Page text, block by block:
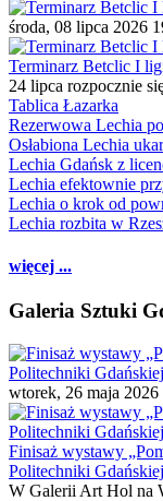
środa, 08 lipca 2026
Terminarz Betclic I
24 lipca rozpocznie
Tablica Łazarka
Rezerwowa Lechia
Osłabiona Lechia
Lechia Gdańsk z
Lechia efektownie
Lechia o krok od
Lechia rozbita w
więcej ...
Galeria Sztuki
wtorek, 26 maja 2026
Finisaż wystawy
Politechniki Gdańskiej
W Galerii Art Hol na